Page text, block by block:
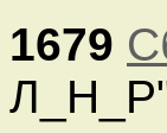
1679